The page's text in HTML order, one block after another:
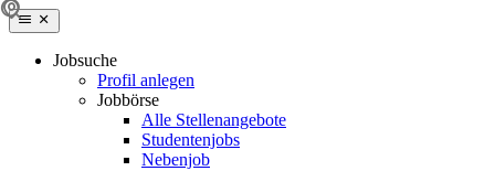
Jobsuche
Profil anlegen
Jobbörse
Alle Stellenangebote
Studentenjobs
Nebenjob